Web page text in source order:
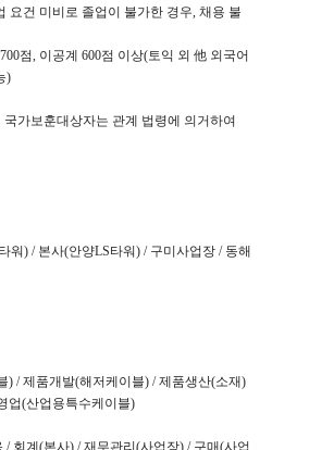
요건 미비로 졸업이 불가한 경우, 채용 불
700점, 이공계 600점 이상(토익 외 他 외국어
)
가보훈대상자는 관계 법령에 의거하여
타워) / 본사(안양LS타워) / 구미사업장 / 동해
) /제품개발(해저케이블) /제품생산(소재)
업(산업용특수케이블)